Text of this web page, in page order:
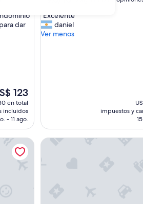
dar
123
123
en total
incluidos
- 11 ago.
10,
Magnífico,
(17
"
E
x
"Excelente"
daniel
Ver menos
impuestos y
Pousada Villa Egregora